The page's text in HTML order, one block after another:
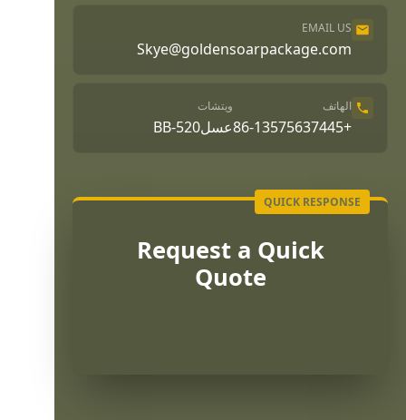
EMAIL US
Skye@goldensoarpackage.com
الهاتف
+86-13575637445
ويتشات
عسلBB-520
Request a Quick
Quote